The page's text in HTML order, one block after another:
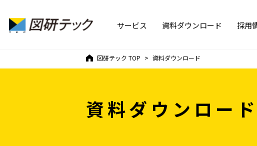
サービス 資料ダウンロード 採用
図研テック TOP 資料ダウンロード
資料ダウンロード